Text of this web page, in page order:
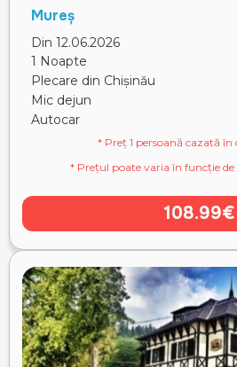
Mureș
Din 12.06.2026
1 Noapte
Plecare din Chișinău
Mic dejun
Autocar
* Preț 1 persoană cazată în
* Prețul poate varia în funcție
108.99€